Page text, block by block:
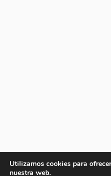
Utilizamos cookies para
nuestra web.